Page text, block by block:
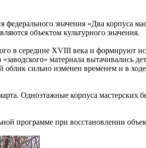
значения «Два корпуса
объектом культурного значения.
в середине XVIII века и формируют
материала вытачивались
сильно изменен временем и в
Одноэтажные корпуса
программе при восстановлении